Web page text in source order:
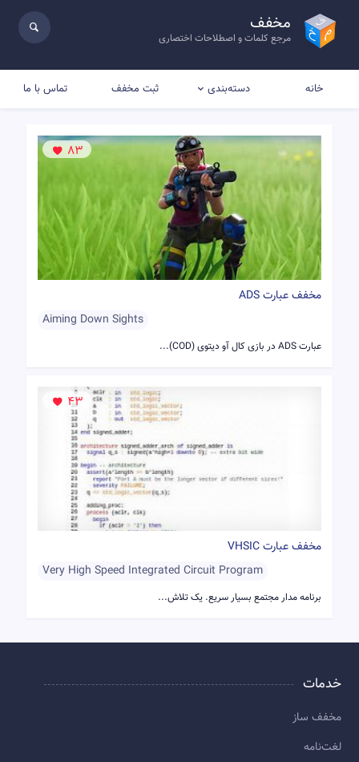
مخفف
مرجع کلمات و اصطلاحات اختصاری
خانه دسته‌بندی ثبت مخفف تماس با ما
83
مخفف عبارت ADS
Aiming Down Sights
عبارت ADS در بازی کال آو دیتوی (‌COD)...
43
مخفف عبارت VHSIC
Very High Speed Integrated Circuit Program
برنامه مدار مجتمع بسیار سریع. یک تلاش...
خدمات
مخفف ساز
لغت‌نامه